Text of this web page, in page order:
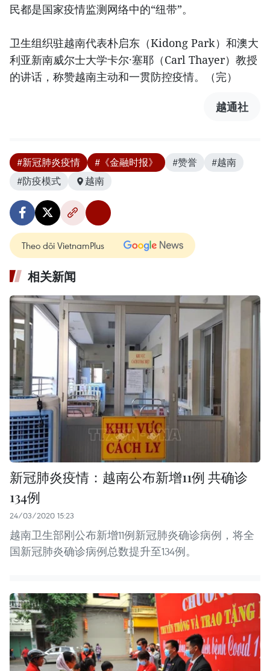
民都是国家疫情监测网络中的“纽带”。
卫生组织驻越南代表朴启东（Kidong Park）和澳大
利亚新南威尔士大学卡尔·塞耶（Carl Thayer）教授
的讲话，称赞越南主动和一贯防控疫情。（完）
越通社
#新冠肺炎疫情 #《金融时报》 #赞誉
#越南
#防疫模式
越南
Theo dõi VietnamPlus
相关新闻
新冠肺炎疫情：越南公布新增11例 共确诊
134例
24/03/2020 15:23
越南卫生部刚公布新增11例新冠肺炎确诊病例，将全
国新冠肺炎确诊病例总数提升至134例。